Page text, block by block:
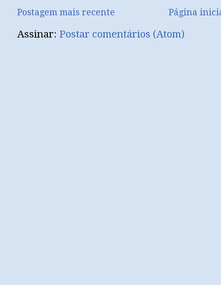
Postagem mais recente Página
Assinar: Postar comentários (Atom)